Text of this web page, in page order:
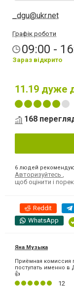
_dgu@ukr.net
Графік роботи
09:00 -
Зараз відкрито
11.19 дуже
168
6 людей
Авторизуйтесь ,
щоб оцінити і
Reddit
WhatsApp
Яна Музыка
Приёмная комиссия
поступать именно в
👍
12